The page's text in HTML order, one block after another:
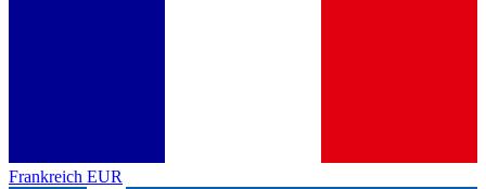
Frankreich EUR